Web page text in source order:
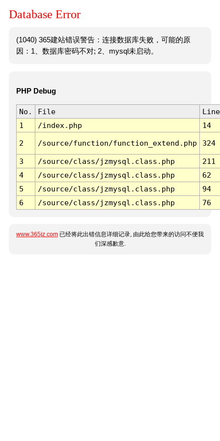
Database Error
(1040) 365建站错误警告：连接数据库失败，可能的原
因：1、数据库密码不对; 2、mysql未启动。
PHP Debug
No. File
Line
1
/index.php 14
2 /source/function/function_extend.php 324
3 /source/class/jzmysql.class.php
211
4
/source/class/jzmysql.class.php
62
5
/source/class/jzmysql.class.php
94
6
/source/class/jzmysql.class.php 76
www.365jz.com 已经将此出错信息详细记录, 由此给您带来的访问不便我
们深感歉意.